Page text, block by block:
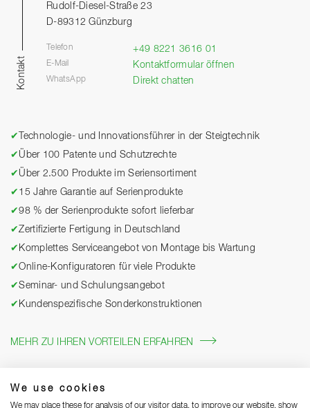
We use cookies
We may place these for analysis of our visitor data, to improve our website, show
Kontakt
Rudolf-Diesel-Straße 23
D-89312 Günzburg
Telefon +49 8221 3616 01
E-Mail Kontaktformular öffnen
WhatsApp Direkt chatten
✔
Technologie- und Innovationsführer in der Steigtechnik
✔ Über 100 Patente und Schutzrechte
✔ Über 2.500 Produkte im Seriensortiment
✔ 15 Jahre Garantie auf Serienprodukte
✔98 % der Serienprodukte sofort lieferbar
✔Zertifizierte Fertigung in Deutschland
✔ Komplettes Serviceangebot von Montage bis Wartung
✔Online-Konfiguratoren für viele Produkte
✔Seminar- und Schulungsangebot
✔ Kundenspezifische Sonderkonstruktionen
MEHR ZU IHREN VORTEILEN ERFAHREN